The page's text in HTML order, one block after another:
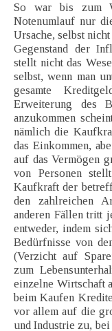
So war bis zum
Notenumlauf nur
Ursache, selbst
Gegenstand der
stellt nicht das
selbst, wenn man
gesamte
Erweiterung des
anzukommen
nämlich die
das Einkommen,
auf das Vermögen
von Personen
Kaufkraft der
den zahlreichen
anderen Fällen tritt
entweder, indem
Bedürfnisse von
(Verzicht auf
zum
einzelne Wirtschaft
beim Kaufen
vor allem auf die
und Industrie zu,